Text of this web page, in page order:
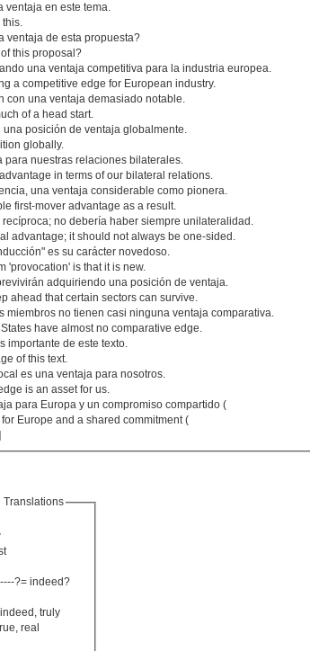
ventaja en este tema.
this.
ventaja de esta propuesta?
this proposal?
una ventaja competitiva para la industria europea.
a competitive edge for European industry.
con una ventaja demasiado notable.
of a head start.
posición de ventaja globalmente.
globally.
para nuestras relaciones bilaterales.
in terms of our bilateral relations.
una ventaja considerable como pionera.
first-mover advantage as a result.
no debería haber siempre unilateralidad.
advantage; it should not always be one-sided.
es su carácter novedoso.
'provocation' is that it is new.
adquiriendo una posición de ventaja.
ahead that certain sectors can survive.
miembros no tienen casi ninguna ventaja comparativa.
have almost no comparative edge.
importante de este texto.
of this text.
es una ventaja para nosotros.
is an asset for us.
para Europa y un compromiso compartido (
Europe and a shared commitment (
Translations
?= indeed?
truly
real